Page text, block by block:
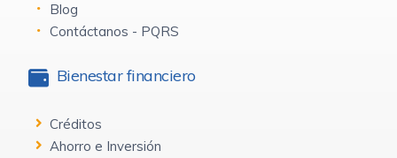
Blog
Contáctanos - PQRS
Bienestar financiero
Créditos
Ahorro e Inversión